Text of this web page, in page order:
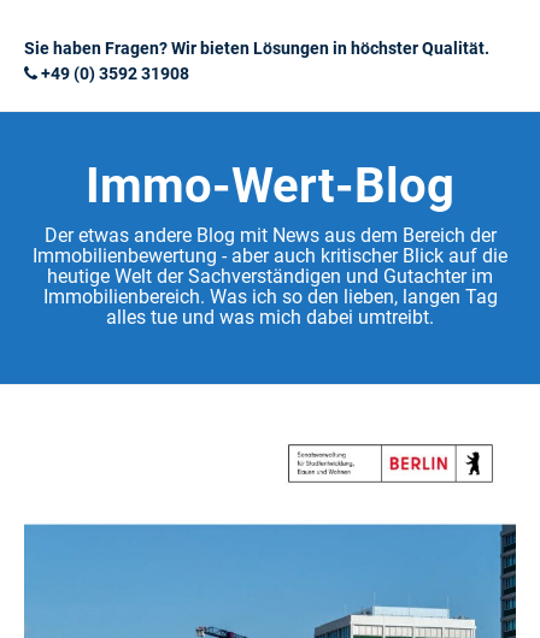
Sie haben Fragen? Wir bieten Lösungen in höchster Qualität.
+49 (0) 3592 31908
Immo-Wert-Blog
Der etwas andere Blog mit News aus dem Bereich der
Immobilienbewertung - aber auch kritischer Blick auf die
heutige Welt der Sachverständigen und Gutachter im
Immobilienbereich. Was ich so den lieben, langen Tag
alles tue und was mich dabei umtreibt.